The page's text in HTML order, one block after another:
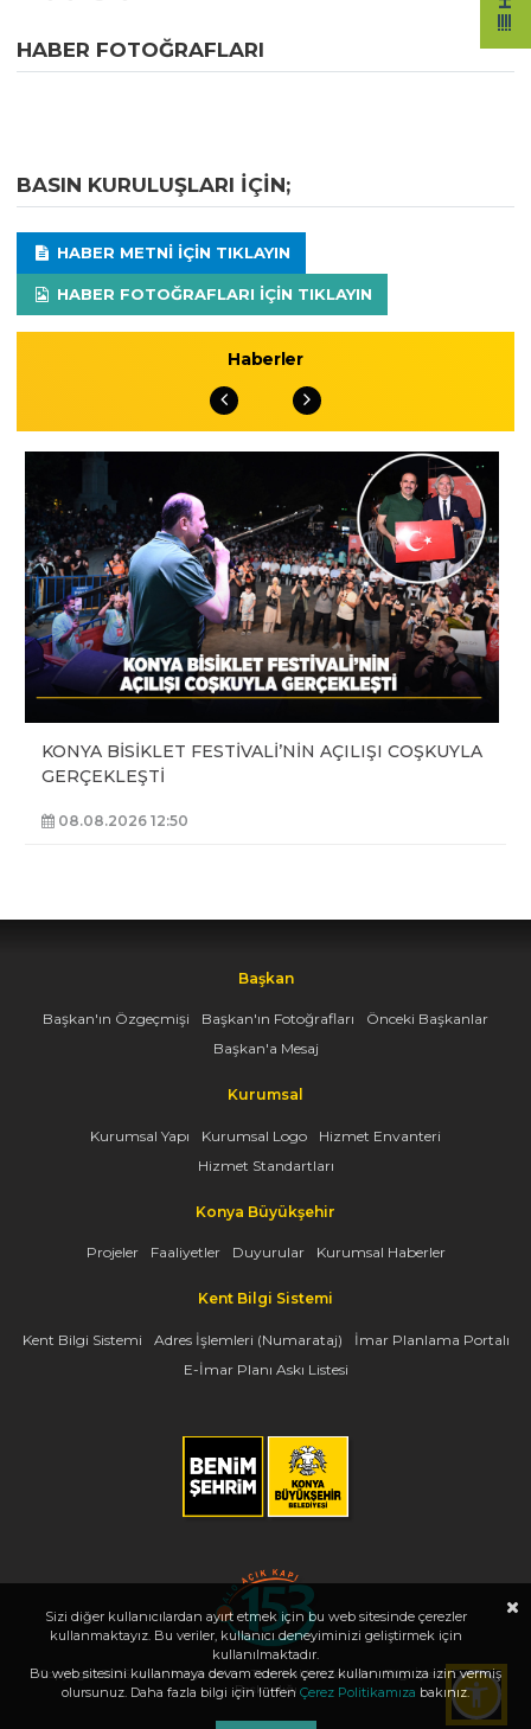
HABER FOTOĞRAFLARI
BASIN KURULUŞLARI IÇIN;
HABER METNI IÇIN TIKLAYIN
HABER FOTOĞRAFLARI IÇIN TIKLAYIN
Haberler
KONYA BİSİKLET FESTİVALİ’NİN AÇILIŞI COŞKUYLA
GERÇEKLEŞTİ
08.08.2026 12:50
Başkan
Başkan'ın Özgeçmişi Başkan'ın Fotoğrafları
Önceki Başkanlar
Başkan'a Mesaj
Kurumsal
Kurumsal Yapı Kurumsal Logo
Hizmet Envanteri
Hizmet Standartları
Konya Büyükşehir
Projeler Faaliyetler Duyurular Kurumsal Haberler
Kent Bilgi Sistemi
Kent Bilgi Sistemi Adres İşlemleri (Numarataj)
İmar Planlama Portalı
E-İmar Planı Askı Listesi
Copyright 2026, www.konya.bel.tr - Tüm Hakları Saklıdır - Bilgi İşlem Dairesi
Başkanlığı
Sizi diğer kullanıcılardan ayırt etmek için bu web sitesinde çerezler
kullanmaktayız. Bu veriler, kullanıcı deneyiminizi geliştirmek için
kullanılmaktadır.
Bu web sitesini kullanmaya devam ederek çerez kullanımımıza izin vermiş
olursunuz. Daha fazla bilgi için lütfen Çerez Politikamıza bakınız.